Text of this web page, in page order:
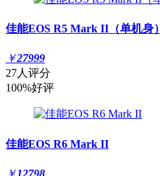
佳能EOS R5 Mark II（单机身）
￥27999
27人评分
100%好评
佳能EOS R6 Mark II
￥12798